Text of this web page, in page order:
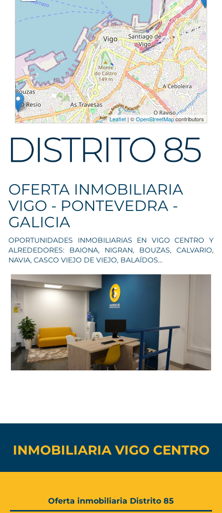
Leaflet| ©OpenStreetMapcontributors
OFERTA INMOBILIARIA
VIGO - PONTEVEDRA -
GALICIA
OPORTUNIDADES INMOBILIARIAS EN VIGO CENTRO Y
ALREDEDORES: BAIONA, NIGRAN, BOUZAS, CALVARIO,
NAVIA, CASCO VIEJO DE VIEJO, BALAÍDOS...
INMOBILIARIA VIGO CENTRO
Oferta inmobiliaria Distrito 85